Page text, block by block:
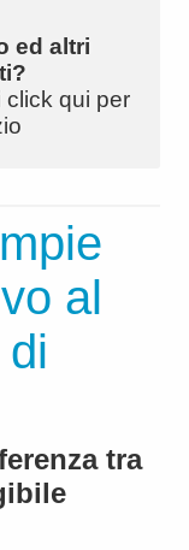
ed altri
qui per
al
tra